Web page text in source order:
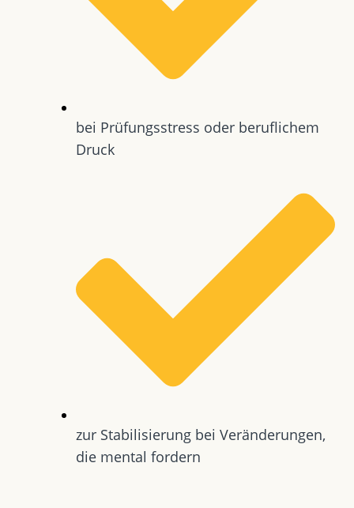
bei Prüfungsstress oder beruflichem
Druck
zur Stabilisierung bei Veränderungen,
die mental fordern